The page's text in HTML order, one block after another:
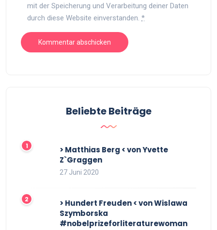
mit der Speicherung und Verarbeitung deiner Daten
durch diese Website einverstanden. *
Beliebte Beiträge
> Matthias Berg < von Yvette
Z`Graggen
27 Juni 2020
> Hundert Freuden < von Wislawa
Szymborska
#nobelprizeforliteraturewoman